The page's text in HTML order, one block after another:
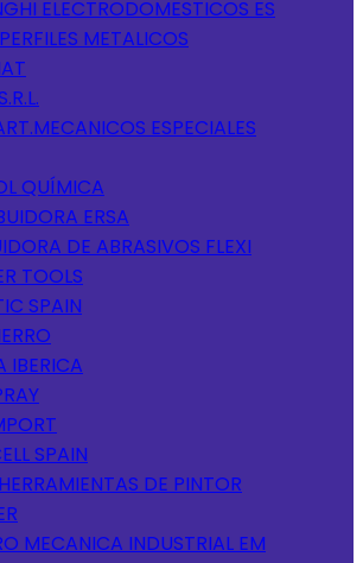
ELECTRODOMESTICOS ES
METALICOS
ESPECIALES
QUÍMICA
ERSA
DE ABRASIVOS FLEXI
TOOLS
SPAIN
IBERICA
SPAIN
DE PINTOR
MECANICA INDUSTRIAL EM